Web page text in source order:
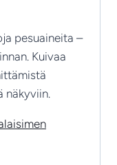
pesuaineita –
Kuivaa
näkyviin.